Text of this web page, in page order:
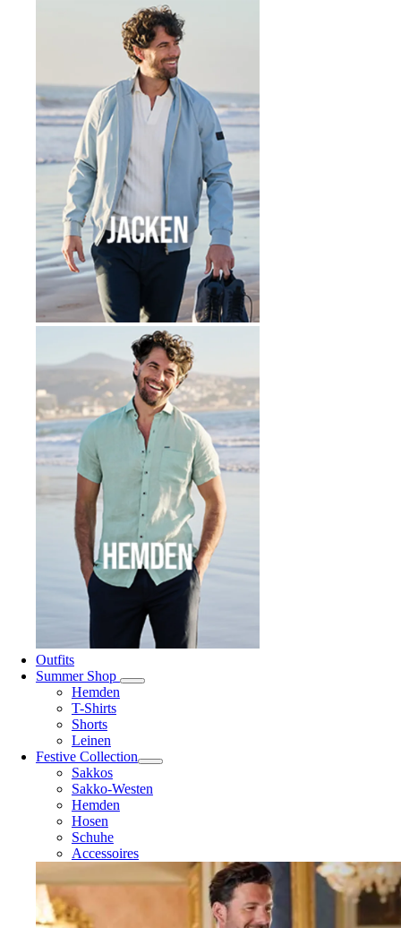
Outfits
Summer Shop
Hemden
T-Shirts
Shorts
Leinen
Festive Collection
Sakkos
Sakko-Westen
Hemden
Hosen
Schuhe
Accessoires